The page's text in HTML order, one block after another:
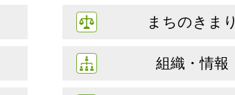
まちのきまり
組織・情報